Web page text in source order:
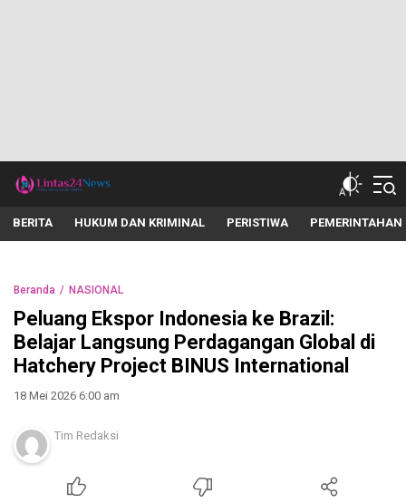
lintas24news.com
Menyingkap Setiap Realita
BERITA HUKUM DAN KRIMINAL PERISTIWA PEMERINTAHAN
Beranda NASIONAL
Peluang Ekspor Indonesia ke Brazil:
Belajar Langsung Perdagangan Global di
Hatchery Project BINUS International
18 Mei 2026 6:00 am
Tim Redaksi